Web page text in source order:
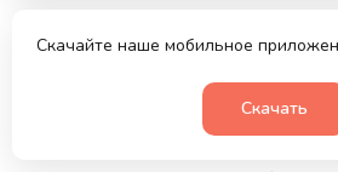
заказа. Только после подтверждения,
При заказе от 5000 рублей с учетом
предварительная оплата заказа.
Скачайте наше мобильное
Скачать